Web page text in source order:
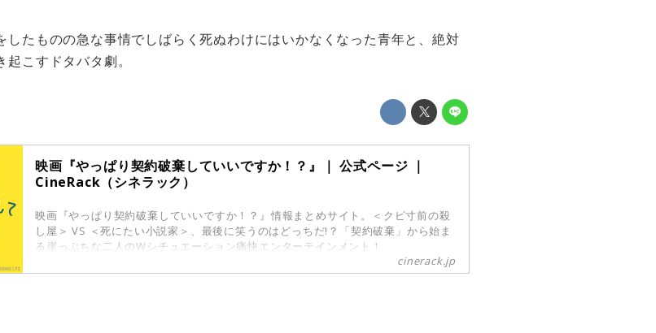
たものの急な事情でしばらく死ぬわけにはいかなくなった青年と、絶対
こすドタバタ劇。
映画『やっぱり契約破棄していいですか！？』｜ 公式ページ ｜
CineRack（シネラック）
映画『やっぱり契約破棄していいですか！？』情報まとめサイト。＜クビ寸前の殺
し屋＞ VS ＜死にたい小説家＞、最後に笑うのはどっちだ!？「契約破棄」から始ま
る崖っぷちな二人のWシチュエーション痛快エンターテインメント！
cinerack.jp